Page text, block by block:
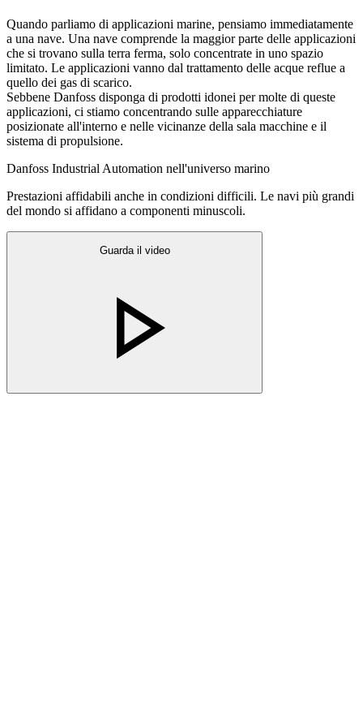
Quando parliamo di applicazioni marine, pensiamo immediatamente
a una nave. Una nave comprende la maggior parte delle applicazioni
che si trovano sulla terra ferma, solo concentrate in uno spazio
limitato. Le applicazioni vanno dal trattamento delle acque reflue a
quello dei gas di scarico.
Sebbene Danfoss disponga di prodotti idonei per molte di queste
applicazioni, ci stiamo concentrando sulle apparecchiature
posizionate all'interno e nelle vicinanze della sala macchine e il
sistema di propulsione.
Danfoss Industrial Automation nell'universo marino
Prestazioni affidabili anche in condizioni difficili. Le navi più grandi
del mondo si affidano a componenti minuscoli.
Guarda il video